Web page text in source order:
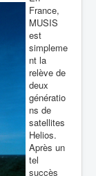
France,
MUSIS
est
simpleme
nt la
relève de
deux
génératio
ns de
satellites
Helios.
Après un
tel
succès